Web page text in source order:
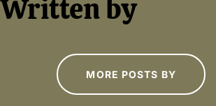
Written by
MORE POSTS BY